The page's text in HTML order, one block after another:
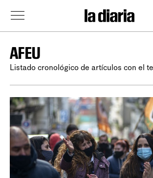
AFEU
Listado cronológico de artículos con el